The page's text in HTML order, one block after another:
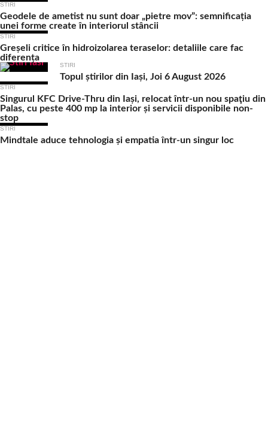
STIRI
Geodele de ametist nu sunt doar „pietre mov”: semnificația
unei forme create în interiorul stâncii
STIRI
Greșeli critice în hidroizolarea teraselor: detaliile care fac
diferența
STIRI
Topul știrilor din Iași, Joi 6 August 2026
STIRI
Singurul KFC Drive-Thru din Iași, relocat într-un nou spaţiu din
Palas, cu peste 400 mp la interior și servicii disponibile non-
stop
STIRI
Mindtale aduce tehnologia și empatia într-un singur loc